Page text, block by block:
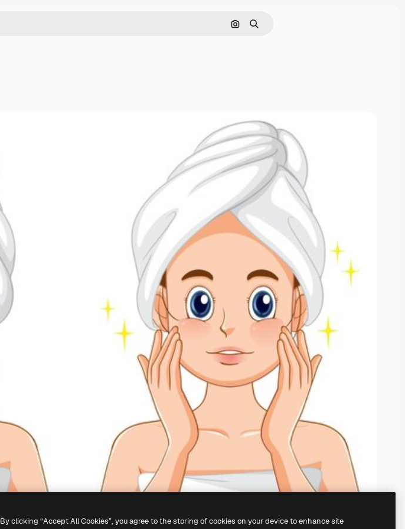
Pesquisar por imagem
Buscar
By clicking “Accept All Cookies”, you agree to the storing of cookies on your device to enhance site